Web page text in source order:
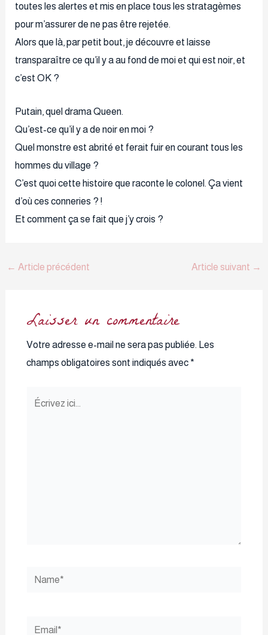
toutes les alertes et mis en place tous les stratagèmes
pour m’assurer de ne pas être rejetée.
Alors que là, par petit bout, je découvre et laisse
transparaître ce qu’il y a au fond de moi et qui est noir, et
c’est OK ?
Putain, quel drama Queen.
Qu’est-ce qu’il y a de noir en moi ?
Quel monstre est abrité et ferait fuir en courant tous les
hommes du village ?
C’est quoi cette histoire que raconte le colonel. Ça vient
d’où ces conneries ? !
Et comment ça se fait que j’y crois ?
← Article précédent Article suivant →
Laisser un commentaire
Votre adresse e-mail ne sera pas publiée. Les
champs obligatoires sont indiqués avec *
Écrivez
Name*
Email*